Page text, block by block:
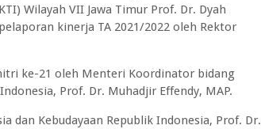
Wilayah VII Jawa Timur Prof. Dr. Dyah
kinerja TA 2021/2022 oleh Rektor
ke-21 oleh Menteri Koordinator bidang
Prof. Dr. Muhadjir Effendy, MAP.
dan Kebudayaan Republik Indonesia, Prof. Dr.